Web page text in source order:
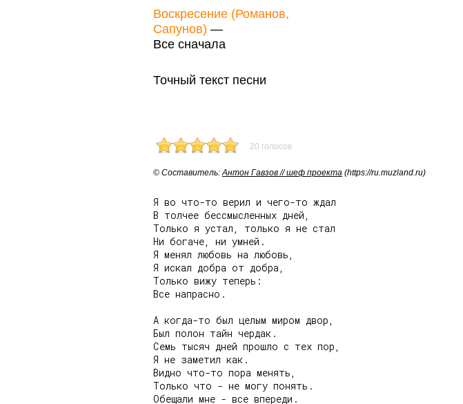
Воскресение (Романов,
Сапунов) —
Все сначала
Точный текст песни
20 голосов
© Cоставитель:Антон Гавзов // шеф проекта (https://ru.muzland.ru)
Я во что-то верил и чего-то ждал
В толчее бессмысленных дней,
Только я устал, только я не стал
Ни богаче, ни умней.
Я менял любовь на любовь,
Я искал добра от добра,
Только вижу теперь:
Все напрасно.
А когда-то был целым миром двор,
Был полон тайн чердак.
Семь тысяч дней прошло с тех пор,
Я не заметил как.
Видно что-то пора менять,
Только что - не могу понять.
Обещали мне - все впереди.